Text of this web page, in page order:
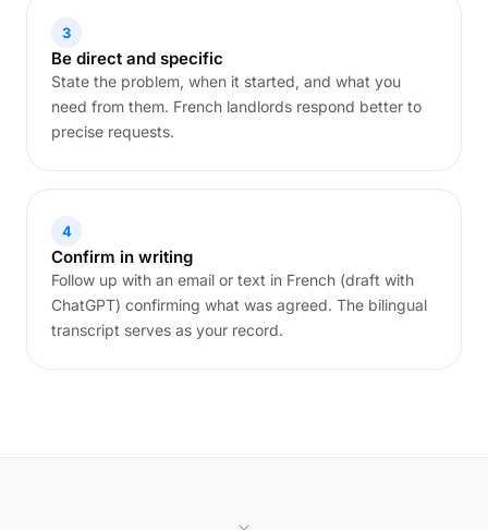
3
Be direct and specific
State the problem, when it started, and what you
need from them. French landlords respond better to
precise requests.
4
Confirm in writing
Follow up with an email or text in French (draft with
ChatGPT) confirming what was agreed. The bilingual
transcript serves as your record.